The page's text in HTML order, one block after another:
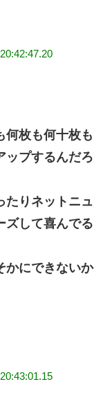
何枚も何十枚も
ップするんだろ
たりネットニュ
ズして喜んでる
かにできないか